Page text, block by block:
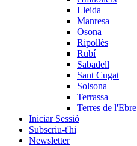
Lleida
Manresa
Osona
Ripollès
Rubí
Sabadell
Sant Cugat
Solsona
Terrassa
Terres de l'Ebre
Iniciar Sessió
Subscriu-t'hi
Newsletter